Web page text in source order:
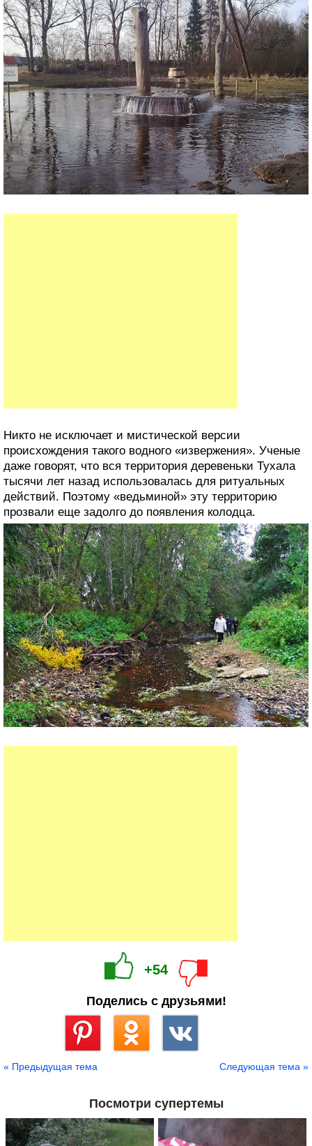
Никто не исключает и мистической версии
происхождения такого водного «извержения». Ученые
даже говорят, что вся территория деревеньки Тухала
тысячи лет назад использовалась для ритуальных
действий. Поэтому «ведьминой» эту территорию
прозвали еще задолго до появления колодца.
+54
Поделись с друзьями!
« Предыдущая тема Следующая тема »
Посмотри супертемы